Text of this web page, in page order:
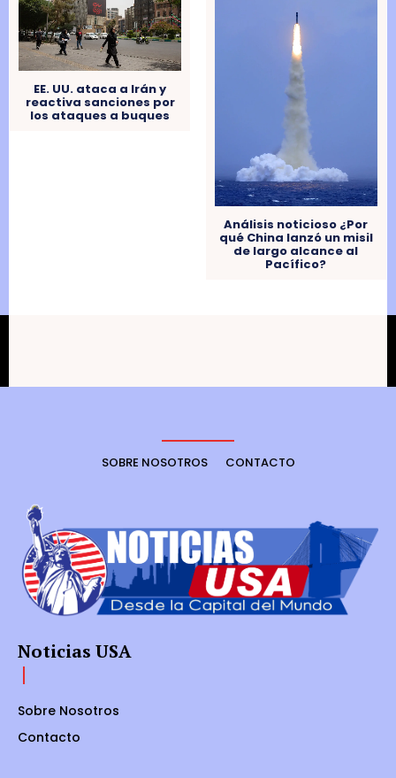
EE. UU. ataca a Irán y
reactiva sanciones por
los ataques a buques
Análisis noticioso ¿Por
qué China lanzó un misil
de largo alcance al
Pacífico?
SOBRE NOSOTROS CONTACTO
Noticias USA
Sobre Nosotros
Contacto